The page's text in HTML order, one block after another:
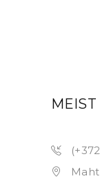
MEIST